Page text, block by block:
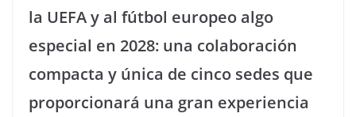
la UEFA y al fútbol europeo algo
especial en 2028: una colaboración
compacta y única de cinco sedes que
proporcionará una gran experiencia